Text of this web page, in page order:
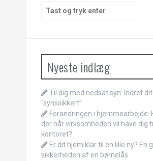
efter:
Nyeste indlæg
Til dig med nedsat syn: Indret
“synssikkert”
Forandringen i hjemmearbejde:
der når virksomheden vil have dig
kontoret?
Er dit hjem klar til en lille ny? En
sikkerheden af en børnelås